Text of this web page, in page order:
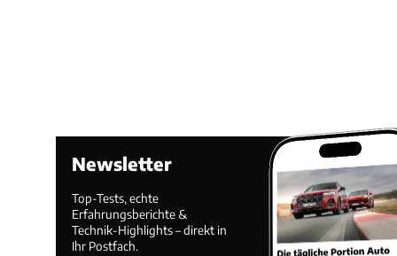
Newsletter
Top-Tests, echte
Erfahrungsberichte &
Technik-Highlights – direkt in
Ihr Postfach.